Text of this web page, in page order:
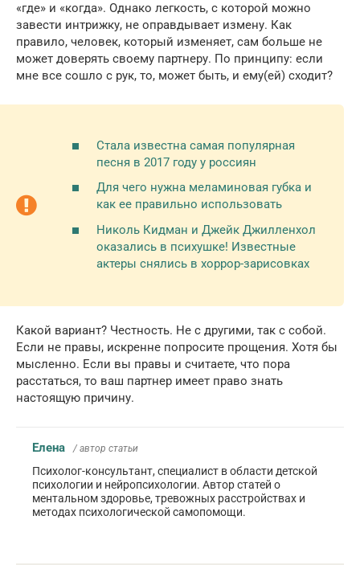
«где» и «когда». Однако легкость, с которой можно
завести интрижку, не оправдывает измену. Как
правило, человек, который изменяет, сам больше не
может доверять своему партнеру. По принципу: если
мне все сошло с рук, то, может быть, и ему(ей) сходит?
Стала известна самая популярная
песня в 2017 году у россиян
Для чего нужна меламиновая губка и
как ее правильно использовать
Николь Кидман и Джейк Джилленхол
оказались в психушке! Известные
актеры снялись в хоррор-зарисовках
Какой вариант? Честность. Не с другими, так с собой.
Если не правы, искренне попросите прощения. Хотя бы
мысленно. Если вы правы и считаете, что пора
расстаться, то ваш партнер имеет право знать
настоящую причину.
Елена / автор статьи
Психолог-консультант, специалист в области детской
психологии и нейропсихологии. Автор статей о
ментальном здоровье, тревожных расстройствах и
методах психологической самопомощи.